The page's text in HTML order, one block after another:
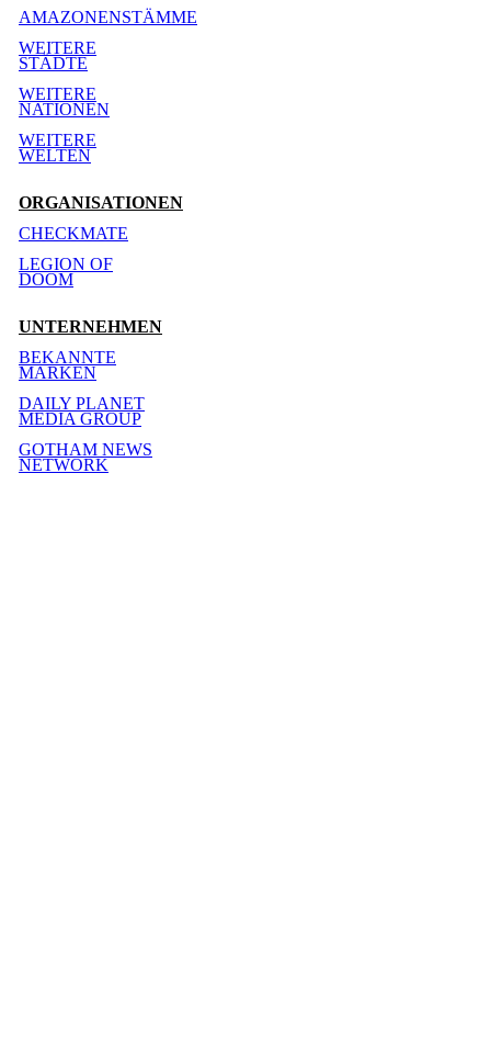
AMAZONENSTÄMME
WEITERE
STÄDTE
WEITERE
NATIONEN
WEITERE
WELTEN
ORGANISATIONEN
CHECKMATE
LEGION OF
DOOM
UNTERNEHMEN
BEKANNTE
MARKEN
DAILY PLANET
MEDIA GROUP
GOTHAM NEWS
NETWORK